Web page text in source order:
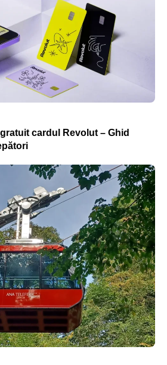
cardul Revolut – Ghid